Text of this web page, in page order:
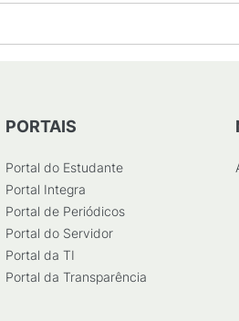
PORTAIS
Portal do Estudante
Portal Integra
Portal de Periódicos
Portal do Servidor
Portal da TI
Portal da Transparência